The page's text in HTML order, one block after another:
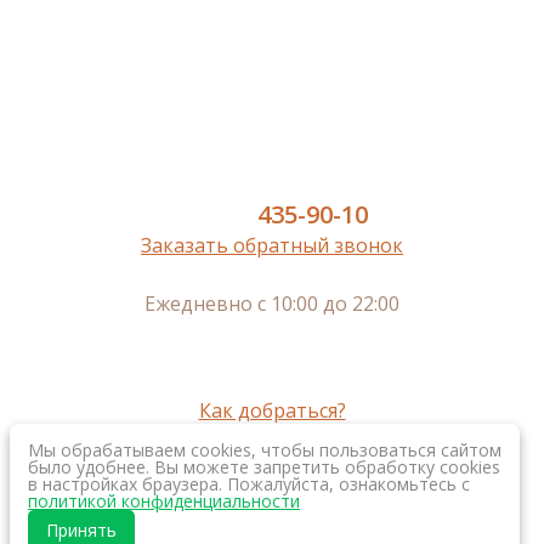
435-90-10
Заказать обратный звонок
Ежедневно с 10:00 до 22:00
Как добраться?
Создание интернет
магазина
Мы обрабатываем cookies, чтобы пользоваться сайтом
было удобнее. Вы можете запретить обработку cookies
в настройках браузера. Пожалуйста, ознакомьтесь с
политикой конфиденциальности
Принять